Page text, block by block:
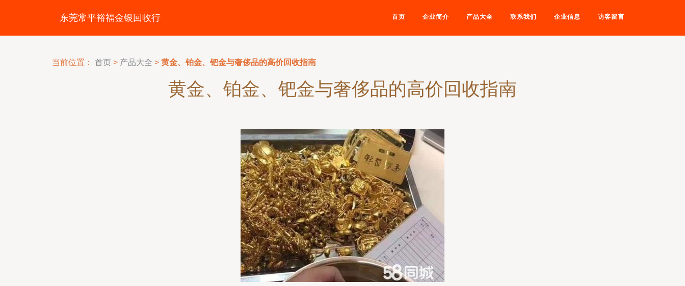
东莞常平裕福金银回收行 首页 企业简介 产品大全 联系我们 企业信息 访客留言
当前位置： 首页 > 产品大全 > 黄金、铂金、钯金与奢侈品的高价回收指南
黄金、铂金、钯金与奢侈品的高价回收指南